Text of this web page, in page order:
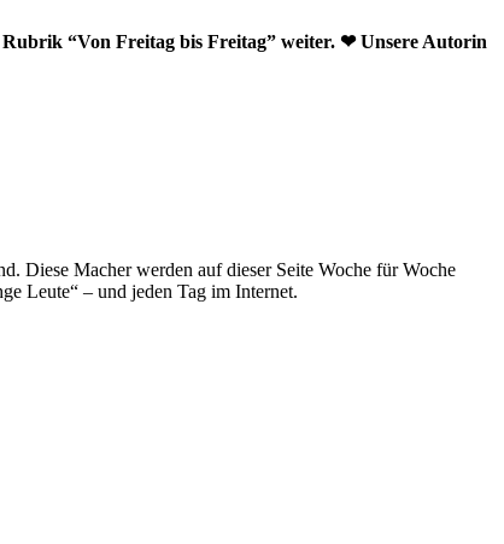
“Von Freitag bis Freitag” weiter. ❤ Unsere Autorin
Diese Macher werden auf dieser Seite Woche für Woche
Leute“ – und jeden Tag im Internet.